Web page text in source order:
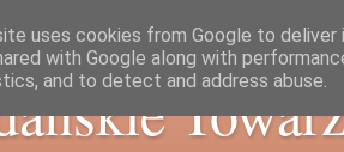
uses cookies from Google to
with Google along with
and to detect and address abuse.